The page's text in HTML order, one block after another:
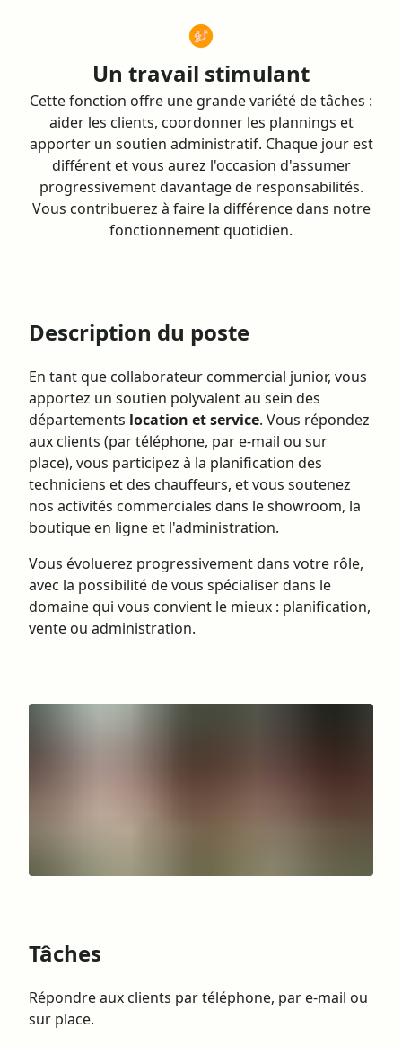
Un travail stimulant
Cette fonction offre une grande variété de tâches :
aider les clients, coordonner les plannings et
apporter un soutien administratif. Chaque jour est
différent et vous aurez l'occasion d'assumer
progressivement davantage de responsabilités.
Vous contribuerez à faire la différence dans notre
fonctionnement quotidien.
Description du poste
En tant que collaborateur commercial junior, vous
apportez un soutien polyvalent au sein des
départements location et service. Vous répondez
aux clients (par téléphone, par e-mail ou sur
place), vous participez à la planification des
techniciens et des chauffeurs, et vous soutenez
nos activités commerciales dans le showroom, la
boutique en ligne et l'administration.
Vous évoluerez progressivement dans votre rôle,
avec la possibilité de vous spécialiser dans le
domaine qui vous convient le mieux : planification,
vente ou administration.
Tâches
Répondre aux clients par téléphone, par e-mail ou
sur place.